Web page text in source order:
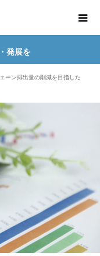
発展を
ーン排出量の削減を目指した